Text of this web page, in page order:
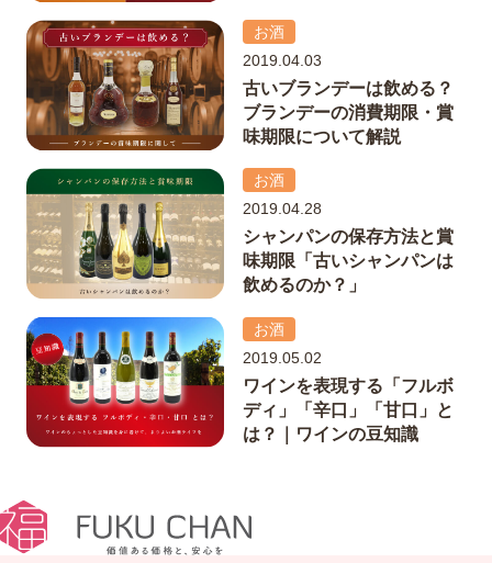
お酒
2019.04.03
古いブランデーは飲める？
ブランデーの消費期限・賞
味期限について解説
お酒
2019.04.28
シャンパンの保存方法と賞
味期限「古いシャンパンは
飲めるのか？」
お酒
2019.05.02
ワインを表現する「フルボ
ディ」「辛口」「甘口」と
は？｜ワインの豆知識